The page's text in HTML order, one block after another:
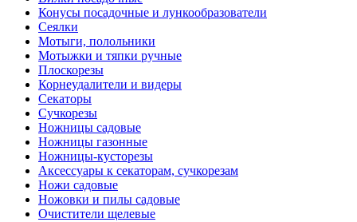
Конусы посадочные и лункообразователи
Сеялки
Мотыги, полольники
Мотыжки и тяпки ручные
Плоскорезы
Корнеудалители и видеры
Секаторы
Сучкорезы
Ножницы садовые
Ножницы газонные
Ножницы-кусторезы
Аксессуары к секаторам, сучкорезам
Ножи садовые
Ножовки и пилы садовые
Очистители щелевые